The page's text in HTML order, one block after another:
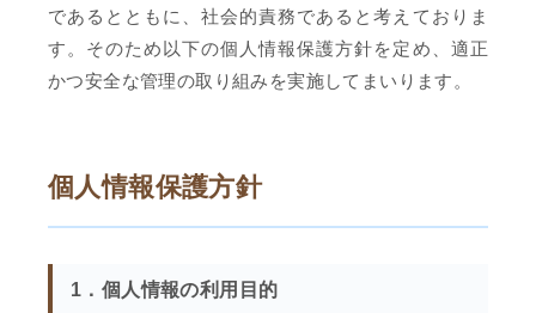
であるとともに、社会的責務であると考えておりま
す。そのため以下の個人情報保護方針を定め、適正
かつ安全な管理の取り組みを実施してまいります。
個人情報保護方針
1．個人情報の利用目的